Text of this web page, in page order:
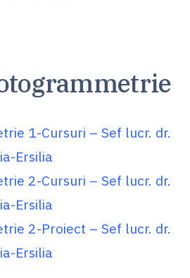
1-Cursuri – Sef lucr. dr.
Ersilia
2-Cursuri – Sef lucr. dr.
Ersilia
2-Proiect – Sef lucr. dr.
Ersilia